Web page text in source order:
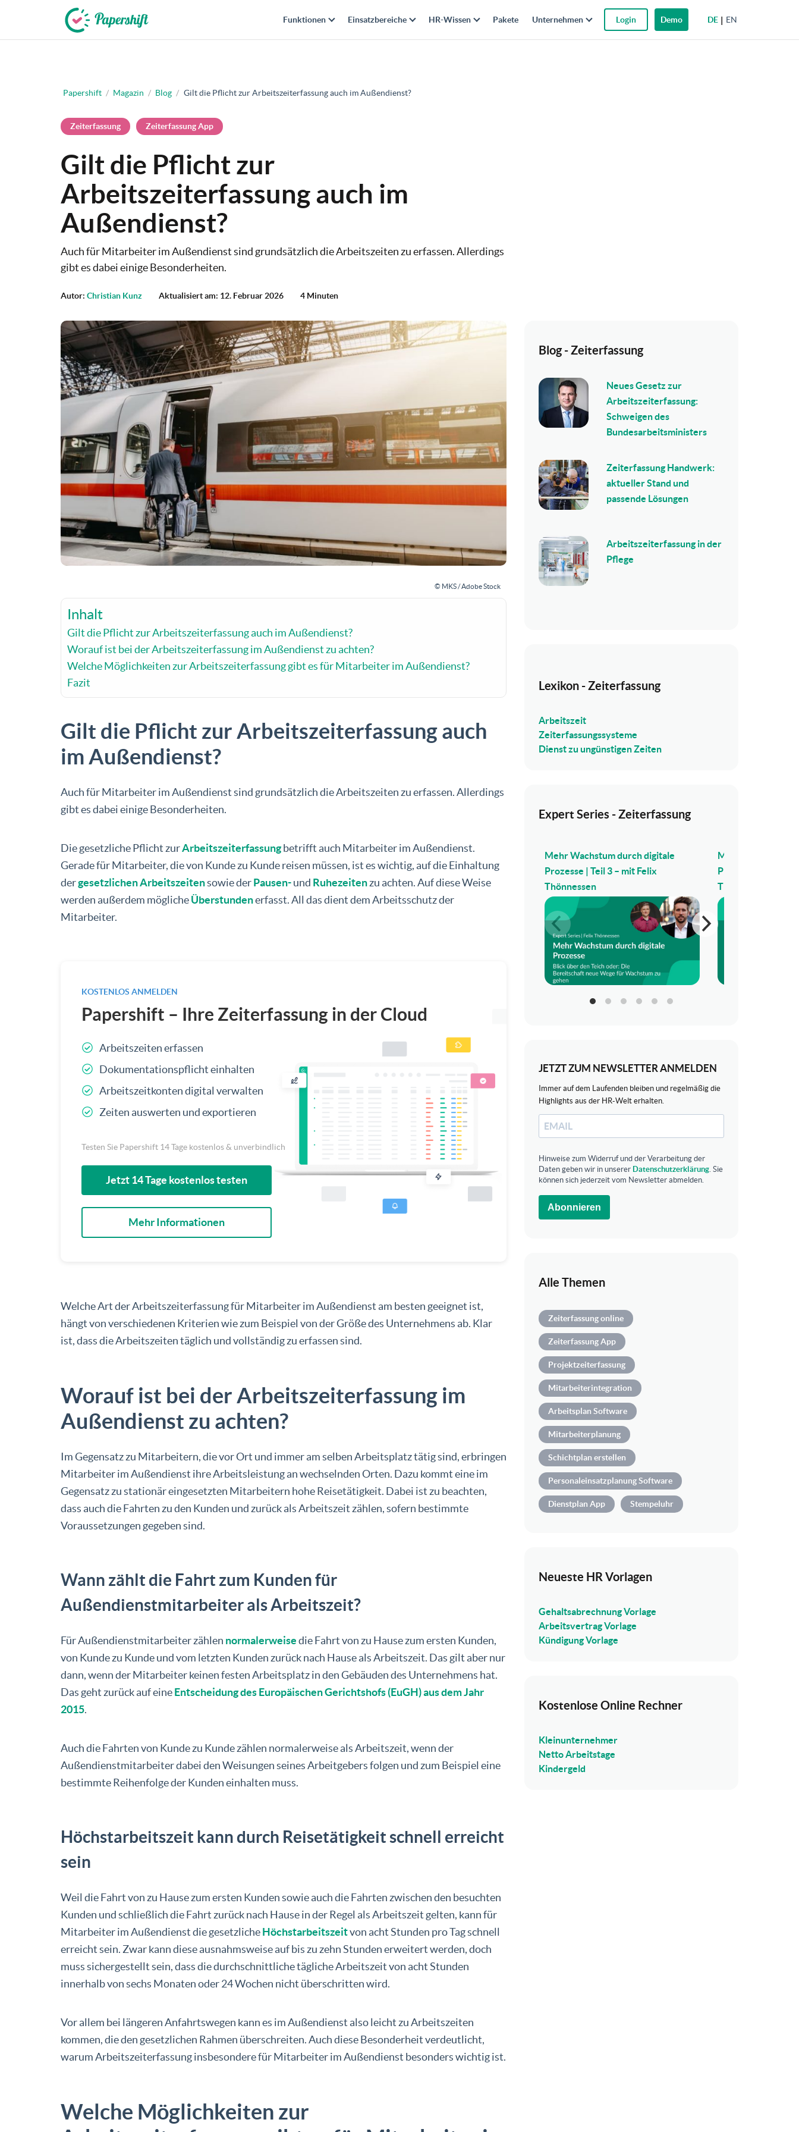
DE EN
Funktionen Einsatzbereiche HR-Wissen Pakete Unternehmen Login Demo
Papershift / Magazin / Blog / Gilt die Pflicht zur Arbeitszeiterfassung auch im Außendienst?
Zeiterfassung Zeiterfassung App
Gilt die Pflicht zur
Arbeitszeiterfassung auch im
Außendienst?
Auch für Mitarbeiter im Außendienst sind grundsätzlich die Arbeitszeiten zu erfassen. Allerdings
gibt es dabei einige Besonderheiten.
Autor: Christian Kunz Aktualisiert am: 12. Februar 2026 4 Minuten
© MKS / Adobe Stock
Inhalt
Gilt die Pflicht zur Arbeitszeiterfassung auch im Außendienst?
Worauf ist bei der Arbeitszeiterfassung im Außendienst zu achten?
Welche Möglichkeiten zur Arbeitszeiterfassung gibt es für Mitarbeiter im Außendienst?
Fazit
Gilt die Pflicht zur Arbeitszeiterfassung auch
im Außendienst?
Auch für Mitarbeiter im Außendienst sind grundsätzlich die Arbeitszeiten zu erfassen. Allerdings
gibt es dabei einige Besonderheiten.
Die gesetzliche Pflicht zurArbeitszeiterfassungbetrifft auch Mitarbeiter im Außendienst.
Gerade für Mitarbeiter, die von Kunde zu Kunde reisen müssen, ist es wichtig, auf die Einhaltung
dergesetzlichen Arbeitszeitensowie derPausen-und Ruhezeitenzu achten. Auf diese Weise
werden außerdem möglicheÜberstundenerfasst. All das dient dem Arbeitsschutz der
Mitarbeiter.
KOSTENLOS ANMELDEN
Papershift – Ihre Zeiterfassung in der Cloud
Arbeitszeiten erfassen
Dokumentationspflicht einhalten
Arbeitszeitkonten digital verwalten
Zeiten auswerten und exportieren
Testen Sie Papershift 14 Tage kostenlos & unverbindlich
Jetzt 14 Tage kostenlos testen
Mehr Informationen
Welche Art der Arbeitszeiterfassung für Mitarbeiter im Außendienst am besten geeignet ist,
hängt von verschiedenen Kriterien wie zum Beispiel von der Größe des Unternehmens ab. Klar
ist, dass die Arbeitszeiten täglich und vollständig zu erfassen sind.
Worauf ist bei der Arbeitszeiterfassung im
Außendienst zu achten?
Im Gegensatz zu Mitarbeitern, die vor Ort und immer am selben Arbeitsplatz tätig sind, erbringen
Mitarbeiter im Außendienst ihre Arbeitsleistung an wechselnden Orten. Dazu kommt eine im
Gegensatz zu stationär eingesetzten Mitarbeitern hohe Reisetätigkeit. Dabei ist zu beachten,
dass auch die Fahrten zu den Kunden und zurück als Arbeitszeit zählen, sofern bestimmte
Voraussetzungen gegeben sind.
Wann zählt die Fahrt zum Kunden für
Außendienstmitarbeiter als Arbeitszeit?
Für Außendienstmitarbeiter zählen normalerweisedie Fahrt von zu Hause zum ersten Kunden,
von Kunde zu Kunde und vom letzten Kunden zurück nach Hause als Arbeitszeit. Das gilt aber nur
dann, wenn der Mitarbeiter keinen festen Arbeitsplatz in den Gebäuden des Unternehmens hat.
Das geht zurück auf eineEntscheidung des Europäischen Gerichtshofs (EuGH) aus dem Jahr
2015.
Auch die Fahrten von Kunde zu Kunde zählen normalerweise als Arbeitszeit, wenn der
Außendienstmitarbeiter dabei den Weisungen seines Arbeitgebers folgen und zum Beispiel eine
bestimmte Reihenfolge der Kunden einhalten muss.
Höchstarbeitszeit kann durch Reisetätigkeit schnell erreicht
sein
Weil die Fahrt von zu Hause zum ersten Kunden sowie auch die Fahrten zwischen den besuchten
Kunden und schließlich die Fahrt zurück nach Hause in der Regel als Arbeitszeit gelten, kann für
Mitarbeiter im Außendienst die gesetzlicheHöchstarbeitszeitvon acht Stunden pro Tag schnell
erreicht sein. Zwar kann diese ausnahmsweise auf bis zu zehn Stunden erweitert werden, doch
muss sichergestellt sein, dass die durchschnittliche tägliche Arbeitszeit von acht Stunden
innerhalb von sechs Monaten oder 24 Wochen nicht überschritten wird.
Vor allem bei längeren Anfahrtswegen kann es im Außendienst also leicht zu Arbeitszeiten
kommen, die den gesetzlichen Rahmen überschreiten. Auch diese Besonderheit verdeutlicht,
warum Arbeitszeiterfassung insbesondere für Mitarbeiter im Außendienst besonders wichtig ist.
Welche Möglichkeiten zur
Blog - Zeiterfassung
Neues Gesetz zur
Arbeitszeiterfassung:
Schweigen des
Bundesarbeitsministers
Zeiterfassung Handwerk:
aktueller Stand und
passende Lösungen
Arbeitszeiterfassung in der
Pflege
Lexikon - Zeiterfassung
Arbeitszeit
Zeiterfassungssysteme
Dienst zu ungünstigen Zeiten
Expert Series - Zeiterfassung
Mehr Wachstum durch digitale
Prozesse | Teil 3 – mit Felix
Thönnessen
Mehr Wachstum
Prozesse | Teil 2 –
Thönnessen
JETZT ZUM NEWSLETTER ANMELDEN
Immer auf dem Laufenden bleiben und regelmäßig die
Highlights aus der HR-Welt erhalten.
Hinweise zum Widerruf und der Verarbeitung der
Daten geben wir in unserer Datenschutzerklärung. Sie
können sich jederzeit vom Newsletter abmelden.
Abonnieren
Alle Themen
Zeiterfassung online
Zeiterfassung App
Projektzeiterfassung
Mitarbeiterintegration
Arbeitsplan Software
Mitarbeiterplanung
Schichtplan erstellen
Personaleinsatzplanung Software
Dienstplan App Stempeluhr
Neueste HR Vorlagen
Gehaltsabrechnung Vorlage
Arbeitsvertrag Vorlage
Kündigung Vorlage
Kostenlose Online Rechner
Kleinunternehmer
Netto Arbeitstage
Kindergeld